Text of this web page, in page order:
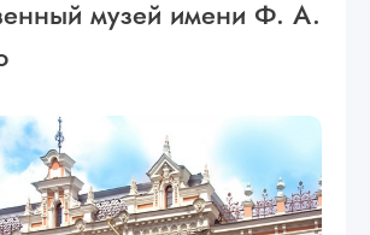
музей имени Ф. А.